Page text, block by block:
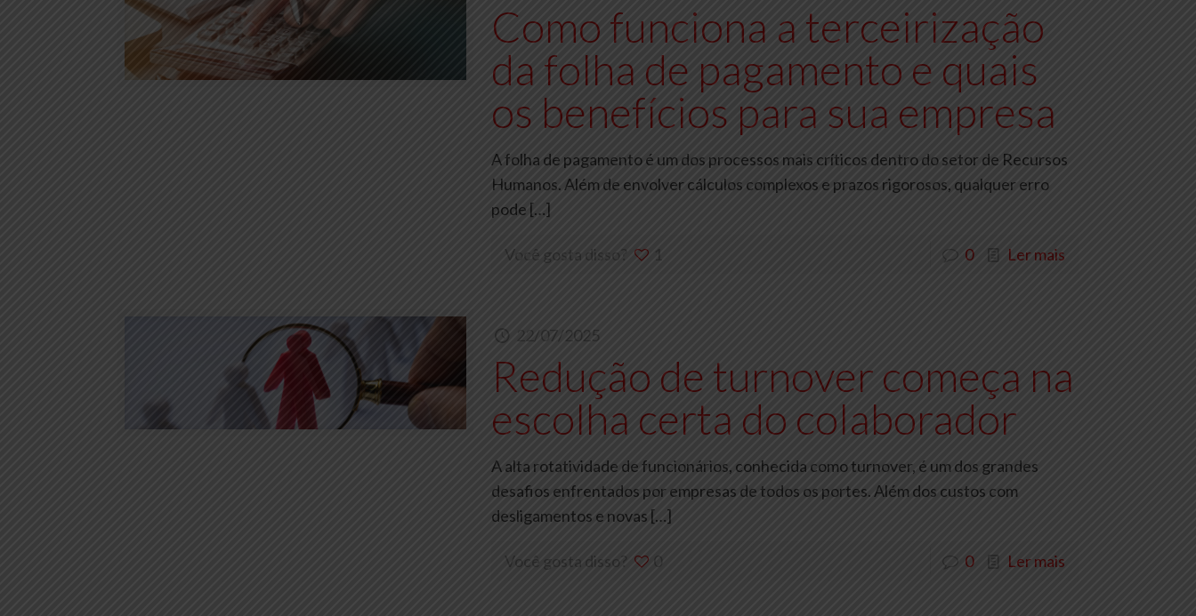
Como funciona a terceirização
da folha de pagamento e quais
os benefícios para sua empresa
A folha de pagamento é um dos processos mais críticos dentro do setor de Recursos
Humanos. Além de envolver cálculos complexos e prazos rigorosos, qualquer erro
pode […]
Você gosta disso? 1 0 Ler mais
22/07/2025
Redução de turnover começa na
escolha certa do colaborador
A alta rotatividade de funcionários, conhecida como turnover, é um dos grandes
desafios enfrentados por empresas de todos os portes. Além dos custos com
desligamentos e novas […]
Você gosta disso? 0 0 Ler mais